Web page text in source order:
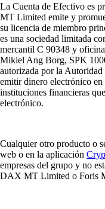
La Cuenta de Efectivo es
MT Limited emite y
su licencia de miembro
es una sociedad limitada
mercantil C 90348 y
Mikiel Ang Borg, SPK
autorizada por la
emitir dinero electrónico
instituciones financieras
electrónico.
Cualquier otro producto o
web o en la aplicación
empresas del grupo y no
DAX MT Limited o Foris